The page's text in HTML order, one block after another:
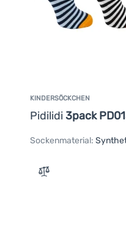
KINDERSÖCKCHEN
Pidilidi 3pack
Sockenmaterial:
Zum Vergleich